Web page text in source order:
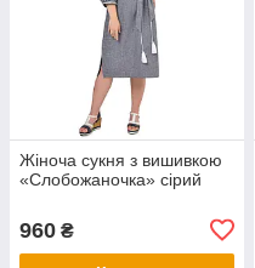
Жіноча сукня з вишивкою
«Слобожаночка» сірий
960 ₴